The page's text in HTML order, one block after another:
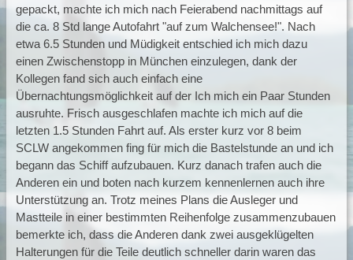
gepackt, machte ich mich nach Feierabend nachmittags auf
die ca. 8 Std lange Autofahrt "auf zum Walchensee!". Nach
etwa 6.5 Stunden und Müdigkeit entschied ich mich dazu
einen Zwischenstopp in München einzulegen, dank der
Kollegen fand sich auch einfach eine
Übernachtungsmöglichkeit auf der Ich mich ein Paar Stunden
ausruhte. Frisch ausgeschlafen machte ich mich auf die
letzten 1.5 Stunden Fahrt auf. Als erster kurz vor 8 beim
SCLW angekommen fing für mich die Bastelstunde an und ich
begann das Schiff aufzubauen. Kurz danach trafen auch die
Anderen ein und boten nach kurzem kennenlernen auch ihre
Unterstützung an. Trotz meines Plans die Ausleger und
Mastteile in einer bestimmten Reihenfolge zusammenzubauen
bemerkte ich, dass die Anderen dank zwei ausgeklügelten
Halterungen für die Teile deutlich schneller darin waren das